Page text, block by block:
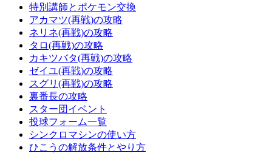
特別講師とポケモン交換
アカマツ(再戦)の攻略
ネリネ(再戦)の攻略
タロ(再戦)の攻略
カキツバタ(再戦)の攻略
ゼイユ(再戦)の攻略
スグリ(再戦)の攻略
裏番長の攻略
スター団イベント
投球フォーム一覧
シンクロマシンの使い方
ひこうの解放条件とやり方